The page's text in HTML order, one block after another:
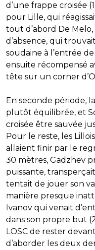
d’une frappe croisée
pour Lille, qui
tout d’abord De
d’absence, qui
soudaine à l’entrée
ensuite récompensé
tête sur un corner
En seconde période,
plutôt équilibrée, et
croisée être sauvée
Pour le reste, les
allaient finir par le
30 mètres, Gadzhev
puissante,
tentait de jouer son
manière presque
Ivanov qui venait
dans son propre but
LOSC de rester
d’aborder les deux